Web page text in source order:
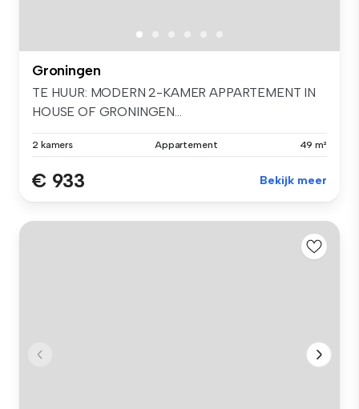
Groningen
TE HUUR: MODERN 2-KAMER APPARTEMENT IN
HOUSE OF GRONINGEN...
2 kamers Appartement 49 m²
€ 933 Bekijk meer